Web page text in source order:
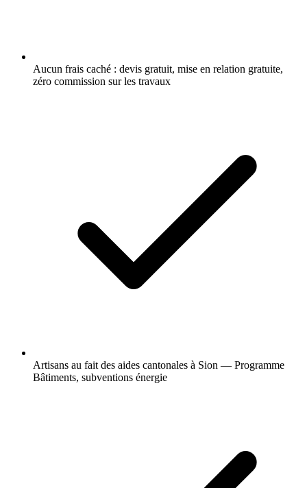
Aucun frais caché : devis gratuit, mise en relation gratuite,
zéro commission sur les travaux
Artisans au fait des aides cantonales à Sion — Programme
Bâtiments, subventions énergie